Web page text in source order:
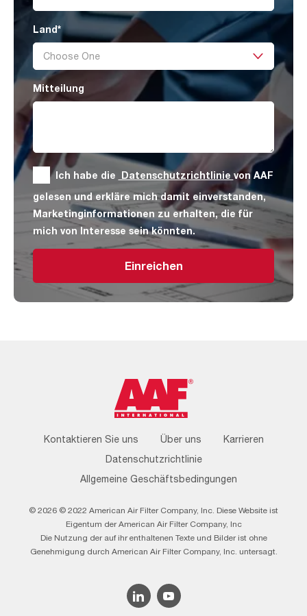
Land*
Mitteilung
Ich habe die Datenschutzrichtlinie von AAF
gelesen und erkläre mich damit einverstanden,
Marketinginformationen zu erhalten, die für
mich von Interesse sein könnten.
Einreichen
Footer
Menu
Kontaktieren Sie uns Über uns
Karrieren
Datenschutzrichtlinie
Allgemeine Geschäftsbedingungen
© 2026 © 2022 American Air Filter Company, Inc. Diese Website ist
Eigentum der American Air Filter Company, Inc
Die Nutzung der auf ihr enthaltenen Texte und Bilder ist ohne
Genehmigung durch American Air Filter Company, Inc. untersagt.